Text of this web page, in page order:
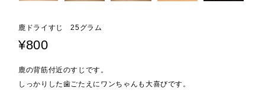
鹿ドライすじ 25グラム
¥800
鹿の背筋付近のすじです。
しっかりした歯ごたえにワンちゃんも大喜びです。